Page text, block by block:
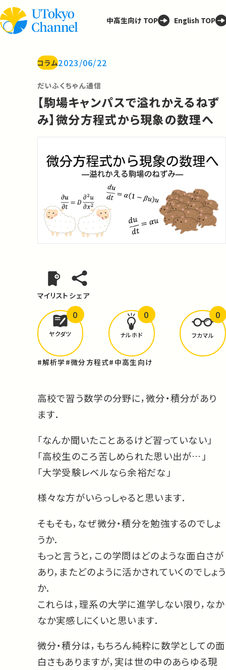
中高生向け TOP English TOP
コラム2023/06/22
だいふくちゃん通信
【駒場キャンパスで溢れかえるねず
み】微分方程式から現象の数理へ
マイリスト シェア
どんな学びがありましたか？
ヤクダツ
0
ナルホド
0
フカマル
0
#解析学 #微分方程式#中高生向け
高校で習う数学の分野に，微分・積分があり
ます．
「なんか聞いたことあるけど習っていない」
「高校生のころ苦しめられた思い出が…」
「大学受験レベルなら余裕だな」
様々な方がいらっしゃると思います．
そもそも，なぜ微分・積分を勉強するのでしょ
うか．
もっと言うと，この学問はどのような面白さが
あり，またどのように活かされていくのでしょう
か．
これらは，理系の大学に進学しない限り，なか
なか実感しにくいと思います．
微分・積分は，もちろん純粋に数学としての面
白さもありますが，実は世の中のあらゆる現